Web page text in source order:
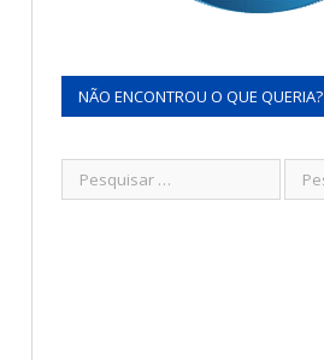
NÃO ENCONTROU O QUE QUERIA?